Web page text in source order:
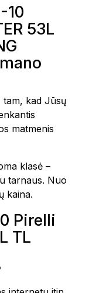
10
53L
tam, kad Jūsų
matmenis
klasė –
tarnaus. Nuo
kaina.
Pirelli
TL